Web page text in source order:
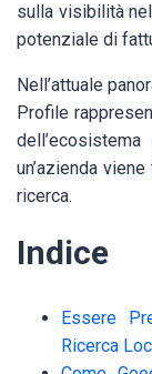
sulla visibilità
potenziale di
Nell’attuale
Profile
un’azienda
ricerca.
Indice
Essere
Ricerca